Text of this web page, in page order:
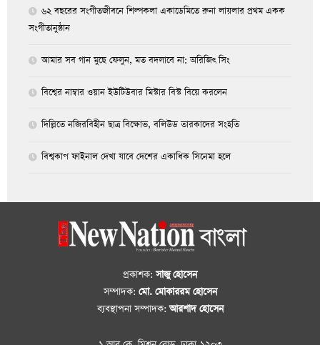
৬২ বছরের সংগীতজীবনে শিল্পকলা একাডেমিতে রুনা লায়লার প্রথম একক
সংগীতানুষ্ঠান
আমার সব গান মুছে ফেলুন, মত বদলাবে না: অরিজিৎ সিং
বিশ্বের নাম্বার ওয়ান ইউটিউবার মিস্টার বিস্ট বিয়ে করলেন
দিল্লিতে নজিরবিহীন ছাত্র বিক্ষোভ, বলিউড তারকাদের সংহতি
বিশ্বকাপ ফাইনাল দেখা যাবে দেশের একাধিক সিনেমা হলে
প্রকাশক:সাজু হোসেন
সম্পাদক: মো. মোকাররম হোসেন
ব্যবস্থাপনা সম্পাদক:আরশাদ হোসেন